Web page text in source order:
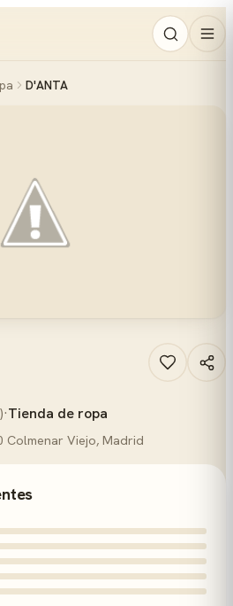
D'ANTA
·Tienda de ropa
Colmenar Viejo, Madrid